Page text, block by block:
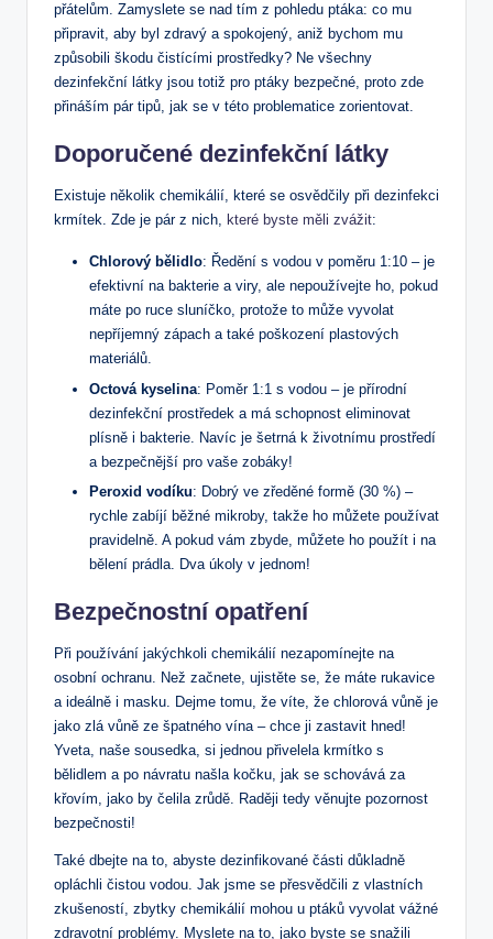
přátelům. Zamyslete se nad tím z pohledu ptáka: co mu
připravit, aby byl zdravý a spokojený, aniž bychom mu
způsobili škodu čistícími prostředky? Ne všechny
dezinfekční látky jsou totiž pro ptáky bezpečné, proto zde
přináším pár tipů, jak se v této problematice zorientovat.
Doporučené dezinfekční látky
Existuje několik chemikálií, které se osvědčily při dezinfekci
krmítek. Zde je pár z nich, které byste měli zvážit:
Chlorový bělidlo: Ředění s vodou v poměru 1:10 – je
efektivní na bakterie a viry, ale nepoužívejte ho, pokud
máte po ruce sluníčko, protože to může vyvolat
nepříjemný zápach a také poškození plastových
materiálů.
Octová kyselina: Poměr 1:1 s vodou – je přírodní
dezinfekční prostředek a má schopnost eliminovat
plísně i bakterie. Navíc je šetrná k životnímu prostředí
a bezpečnější pro vaše zobáky!
Peroxid vodíku: Dobrý ve zředěné formě (30 %) –
rychle zabíjí běžné mikroby, takže ho můžete používat
pravidelně. A pokud vám zbyde, můžete ho použít i na
bělení prádla. Dva úkoly v jednom!
Bezpečnostní opatření
Při používání jakýchkoli chemikálií nezapomínejte na
osobní ochranu. Než začnete, ujistěte se, že máte rukavice
a ideálně i masku. Dejme tomu, že víte, že chlorová vůně je
jako zlá vůně ze špatného vína – chce ji zastavit hned!
Yveta, naše sousedka, si jednou přivelela krmítko s
bělidlem a po návratu našla kočku, jak se schovává za
křovím, jako by čelila zrůdě. Raději tedy věnujte pozornost
bezpečnosti!
Také dbejte na to, abyste dezinfikované části důkladně
opláchli čistou vodou. Jak jsme se přesvědčili z vlastních
zkušeností, zbytky chemikálií mohou u ptáků vyvolat vážné
zdravotní problémy. Myslete na to, jako byste se snažili